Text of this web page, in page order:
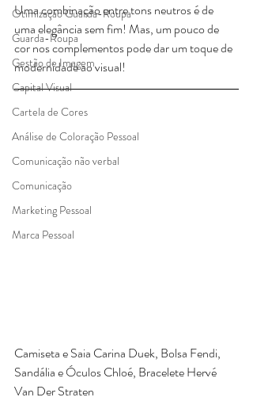
Otimização Guarda-Roupa
Guarda-Roupa
Gestão de Imagem
Capital Visual
Cartela de Cores
Análise de Coloração Pessoal
Comunicação não verbal
Comunicação
Marketing Pessoal
Marca Pessoal
Uma combinação entre tons neutros é de
uma elegância sem fim! Mas, um pouco de
cor nos complementos pode dar um toque de
modernidade ao visual!
Camiseta e Saia Carina Duek, Bolsa Fendi,
Sandália e Óculos Chloé, Bracelete Hervé
Van Der Straten